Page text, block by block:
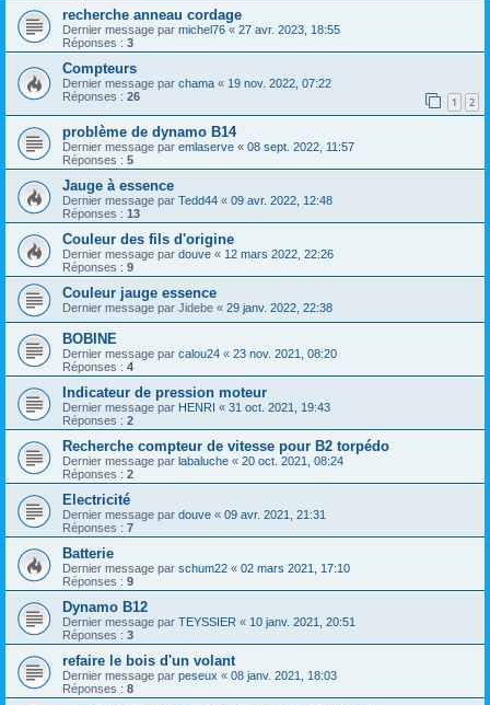
recherche anneau cordage
Dernier message par michel76 « 27 avr. 2023, 18:55
Réponses : 3
Compteurs
Dernier message par chama « 19 nov. 2022, 07:22
Réponses : 26 1 2
problème de dynamo B14
Dernier message par emlaserve « 08 sept. 2022, 11:57
Réponses : 5
Jauge à essence
Dernier message par Tedd44 « 09 avr. 2022, 12:48
Réponses : 13
Couleur des fils d'origine
Dernier message par douve « 12 mars 2022, 22:26
Réponses : 9
Couleur jauge essence
Dernier message par Jidebe « 29 janv. 2022, 22:38
BOBINE
Dernier message par calou24 « 23 nov. 2021, 08:20
Réponses : 4
Indicateur de pression moteur
Dernier message par HENRI « 31 oct. 2021, 19:43
Réponses : 2
Recherche compteur de vitesse pour B2 torpédo
Dernier message par labaluche « 20 oct. 2021, 08:24
Réponses : 2
Electricité
Dernier message par douve « 09 avr. 2021, 21:31
Réponses : 7
Batterie
Dernier message par schum22 « 02 mars 2021, 17:10
Réponses : 9
Dynamo B12
Dernier message par TEYSSIER « 10 janv. 2021, 20:51
Réponses : 3
refaire le bois d'un volant
Dernier message par peseux « 08 janv. 2021, 18:03
Réponses : 8